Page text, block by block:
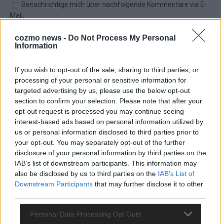
cozmo news - Do Not Process My Personal
Information
If you wish to opt-out of the sale, sharing to third parties, or
processing of your personal or sensitive information for
targeted advertising by us, please use the below opt-out
section to confirm your selection. Please note that after your
opt-out request is processed you may continue seeing
interest-based ads based on personal information utilized by
us or personal information disclosed to third parties prior to
your opt-out. You may separately opt-out of the further
disclosure of your personal information by third parties on the
IAB’s list of downstream participants. This information may
also be disclosed by us to third parties on the IAB’s List of
Downstream Participants that may further disclose it to other
Personal Data Processing Opt Outs
Benachrichtige mich über nachfolgende Kommentare via E-
Mail.
JETZT ANGESAGT